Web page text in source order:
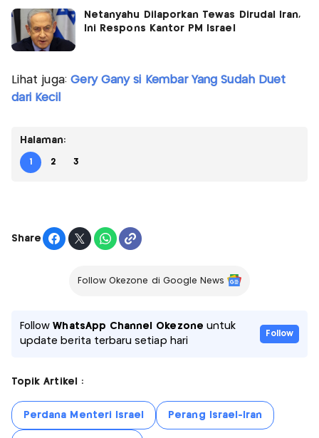
Netanyahu Dilaporkan Tewas Dirudal Iran,
Ini Respons Kantor PM Israel
Lihat juga: Gery Gany si Kembar Yang Sudah Duet
dari Kecil
Halaman:
1 2 3
Share
Follow Okezone di Google News
FollowWhatsApp Channel Okezone untuk
update berita terbaru setiap hari
Follow
Topik Artikel :
Perdana Menteri Israel Perang Israel-Iran